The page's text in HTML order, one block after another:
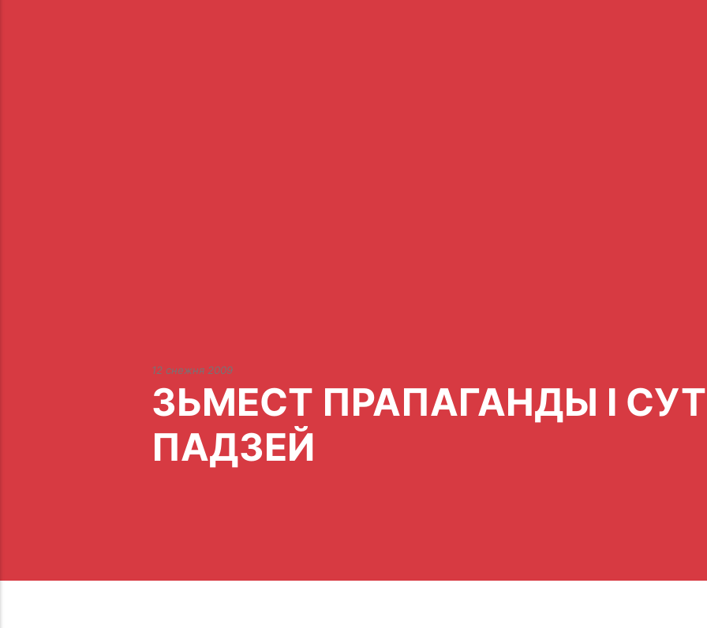
12 снежня 2009
ЗЬМЕСТ ПРАПАГАНДЫ І
ПАДЗЕЙ